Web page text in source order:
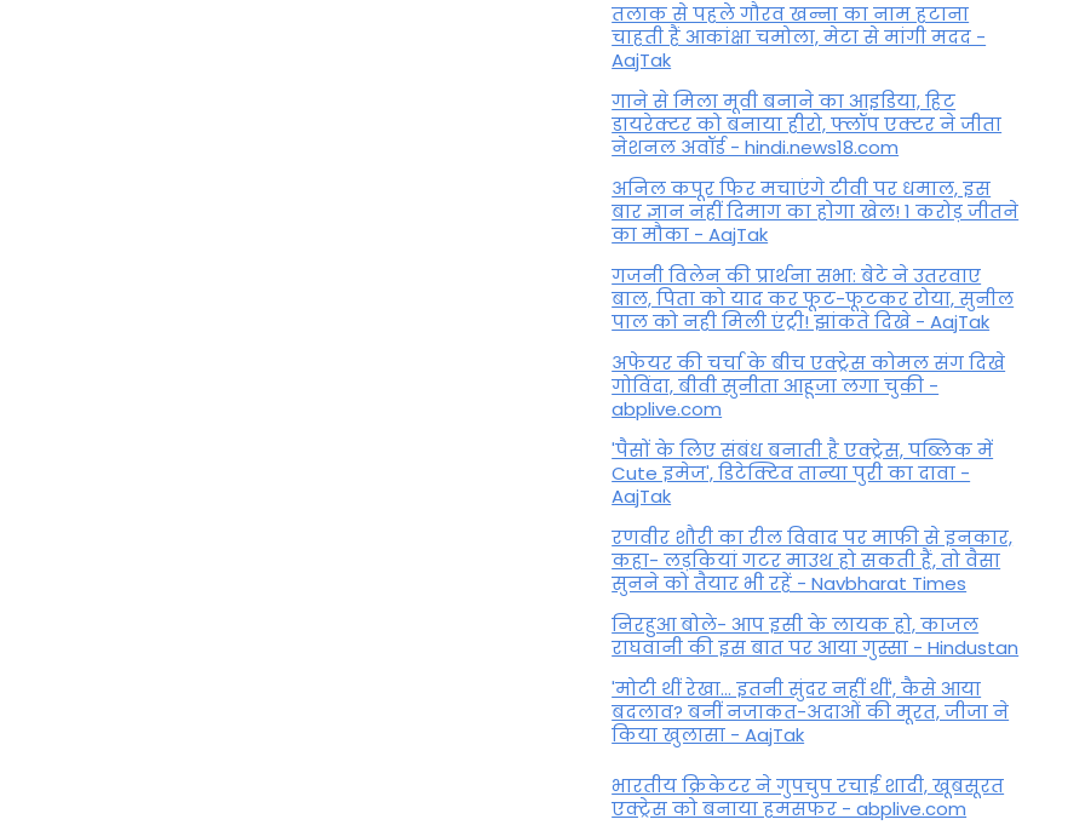
तलाक से पहले गौरव खन्ना का नाम हटाना
चाहती हैं आकांक्षा चमोला, मेटा से मांगी मदद -
AajTak
गाने से मिला मूवी बनाने का आइडिया, हिट
डायरेक्टर को बनाया हीरो, फ्लॉप एक्टर ने जीता
नेशनल अवॉर्ड - hindi.news18.com
अनिल कपूर फिर मचाएंगे टीवी पर धमाल, इस
बार ज्ञान नहीं दिमाग का होगा खेल! 1 करोड़ जीतने
का मौका - AajTak
गजनी विलेन की प्रार्थना सभा: बेटे ने उतरवाए
बाल, पिता को याद कर फूट-फूटकर रोया, सुनील
पाल को नही मिली एंट्री! झांकते दिखे - AajTak
अफेयर की चर्चा के बीच एक्ट्रेस कोमल संग दिखे
गोविंदा, बीवी सुनीता आहूजा लगा चुकी -
abplive.com
'पैसों के लिए संबंध बनाती है एक्ट्रेस, पब्लिक में
Cute इमेज', डिटेक्टिव तान्या पुरी का दावा -
AajTak
रणवीर शौरी का रील विवाद पर माफी से इनकार,
कहा- लड़कियां गटर माउथ हो सकती हैं, तो वैसा
सुनने को तैयार भी रहें - Navbharat Times
निरहुआ बोले- आप इसी के लायक हो, काजल
राघवानी की इस बात पर आया गुस्सा - Hindustan
'मोटी थीं रेखा... इतनी सुंदर नहीं थीं', कैसे आया
बदलाव? बनीं नजाकत-अदाओं की मूरत, जीजा ने
किया खुलासा - AajTak
भारतीय क्रिकेटर ने गुपचुप रचाई शादी, खूबसूरत
एक्ट्रेस को बनाया हमसफर - abplive.com